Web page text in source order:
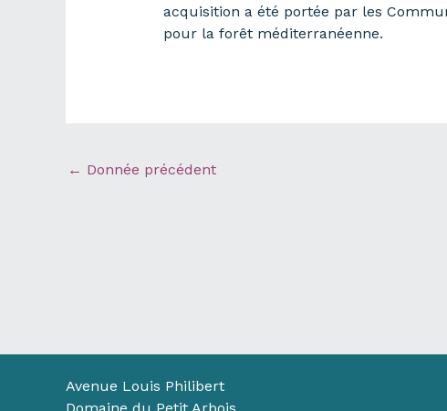
acquisition a été portée par les
pour la forêt méditerranéenne.
← Donnée précédent
Avenue Louis Philibert